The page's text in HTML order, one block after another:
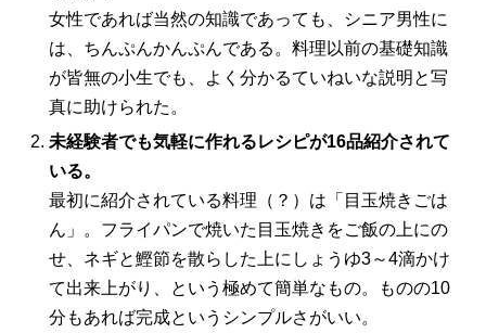
女性であれば当然の知識であっても、シニア男性に
は、ちんぷんかんぷんである。料理以前の基礎知識
が皆無の小生でも、よく分かるていねいな説明と写
真に助けられた。
未経験者でも気軽に作れるレシピが16品紹介されて
いる。
最初に紹介されている料理（？）は「目玉焼きごは
ん」。フライパンで焼いた目玉焼きをご飯の上にの
せ、ネギと鰹節を散らした上にしょうゆ3～4滴かけ
て出来上がり、という極めて簡単なもの。ものの10
分もあれば完成というシンプルさがいい。